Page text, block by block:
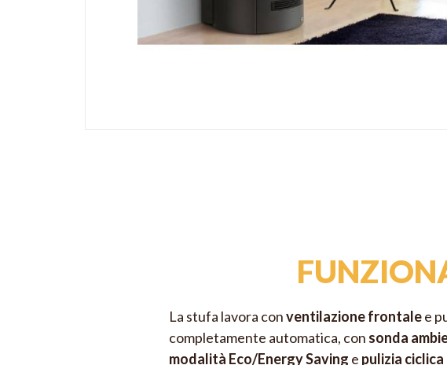
La stufa lavora conventilazione frontalee
completamente automatica, con sonda
modalità Eco/Energy Saving e pulizia